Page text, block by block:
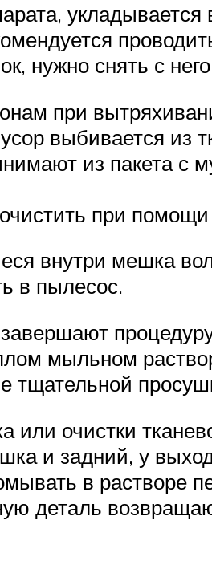
нужно снять с
при
выбивается из
из пакета с
при
внутри мешка
в пылесос.
мыльном
тщательной
или очистки
и задний, у
в растворе
деталь